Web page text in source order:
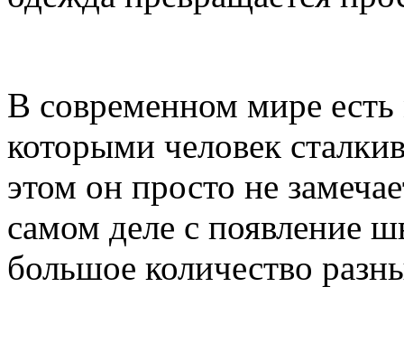
В современном мире
которыми человек
этом он просто не
самом деле с появление
большое количество